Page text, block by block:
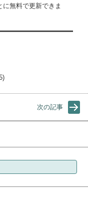
無料で更新できま
次の記事